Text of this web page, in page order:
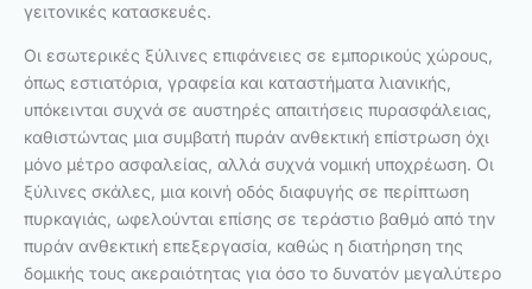
γειτονικές κατασκευές.
Οι εσωτερικές ξύλινες επιφάνειες σε εμπορικούς χώρους,
όπως εστιατόρια, γραφεία και καταστήματα λιανικής,
υπόκεινται συχνά σε αυστηρές απαιτήσεις πυρασφάλειας,
καθιστώντας μια συμβατή πυράν ανθεκτική επίστρωση όχι
μόνο μέτρο ασφαλείας, αλλά συχνά νομική υποχρέωση. Οι
ξύλινες σκάλες, μια κοινή οδός διαφυγής σε περίπτωση
πυρκαγιάς, ωφελούνται επίσης σε τεράστιο βαθμό από την
πυράν ανθεκτική επεξεργασία, καθώς η διατήρηση της
δομικής τους ακεραιότητας για όσο το δυνατόν μεγαλύτερο